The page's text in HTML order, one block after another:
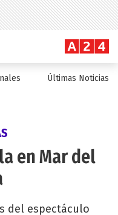
Últimas Noticias
en Mar del
del espectáculo